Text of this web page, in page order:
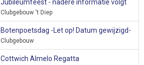
Jubileumfeest - nadere informatie volgt
Clubgebouw 't Diep
Botenpoetsdag -Let op! Datum gewijzigd-
Clubgebouw
Cottwich Almelo Regatta